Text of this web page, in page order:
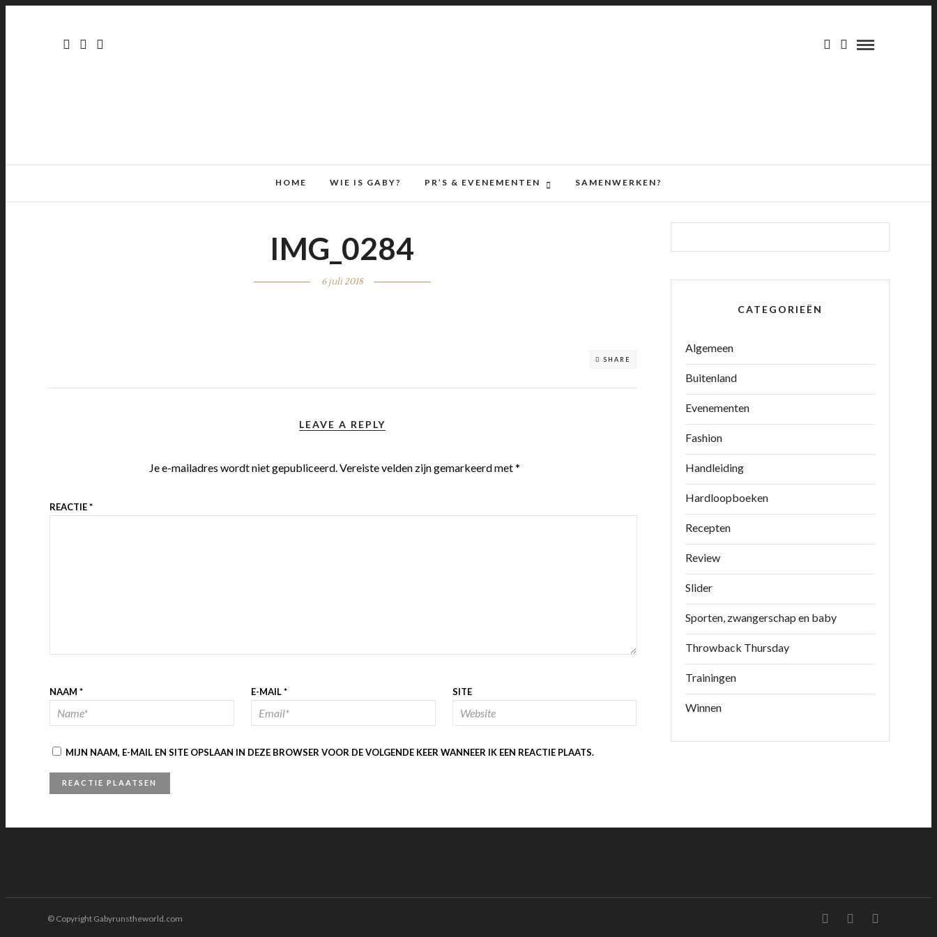
HOME WIE IS GABY? PR’S & EVENEMENTEN SAMENWERKEN?
IMG_0284
6 juli 2018
SHARE
LEAVE A REPLY
Je e-mailadres wordt niet gepubliceerd.Vereiste velden zijn gemarkeerd met*
REACTIE*
NAAM * E-MAIL* SITE
MIJN NAAM, E-MAIL EN SITE OPSLAAN IN DEZE BROWSER VOOR DE VOLGENDE KEER WANNEER IK EEN REACTIE PLAATS.
CATEGORIEËN
Algemeen
Buitenland
Evenementen
Fashion
Handleiding
Hardloopboeken
Recepten
Review
Slider
Sporten, zwangerschap en baby
Throwback Thursday
Trainingen
Winnen
© Copyright Gabyrunstheworld.com